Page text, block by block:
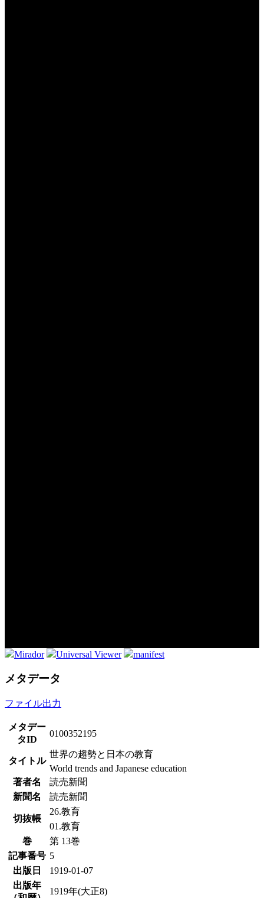
Mirador Universal Viewer manifest
メタデータ
ファイル出力
メタデー
タID
0100352195
タイトル
世界の趨勢と日本の教育
World trends and Japanese education
著者名
読売新聞
新聞名
読売新聞
切抜帳
26.教育
01.教育
巻
第 13巻
記事番号 5
出版日
1919-01-07
出版年
1919年(大正8)